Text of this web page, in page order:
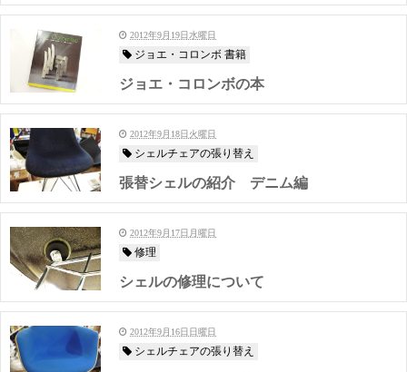
2012年9月19日水曜日
ジョエ・コロンボ 書籍
ジョエ・コロンボの本
2012年9月18日火曜日
シェルチェアの張り替え
張替シェルの紹介 デニム編
2012年9月17日月曜日
修理
シェルの修理について
2012年9月16日日曜日
シェルチェアの張り替え